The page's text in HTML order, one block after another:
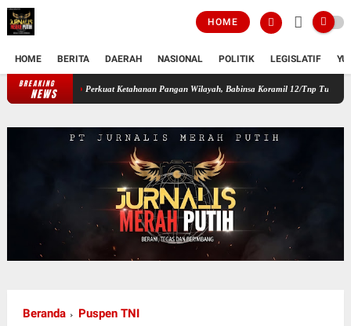
HOME
HOME BERITA DAERAH NASIONAL POLITIK LEGISLATIF
BREAKING
NEWS
Perkuat Ketahanan Pangan Wilayah, Babinsa Koramil 12/Tnp Turun Tangan Bantu
Beranda Puspen TNI